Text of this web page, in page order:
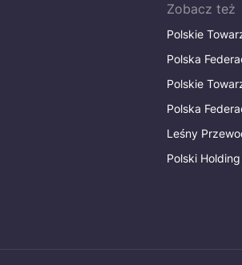
Zobacz też
Polskie
Polska
Polskie
Polska
Leśny
Polski